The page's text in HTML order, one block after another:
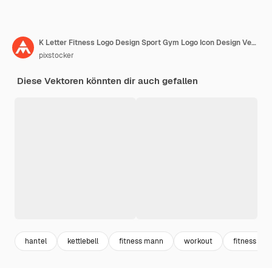
K Letter Fitness Logo Design Sport Gym Logo Icon Design Vektorvorlage
pixstocker
Diese Vektoren könnten dir auch gefallen
hantel kettlebell fitness mann workout fitness